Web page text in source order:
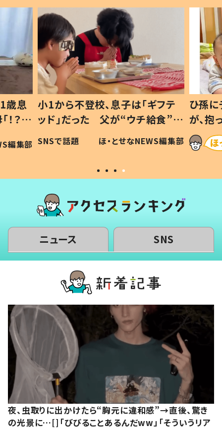
歳息
？」
編集部
小1から不登校、息子は「ギフテ
ッド」だった 父が“ウチ給食”を
作り続ける理由とは #令和の親
#令和の子
SNSで話題 ほ・とせなNEWS編集部
ひ孫
が、
「涙が
い」
ニュース SNS
夜、虫取りに出かけたら“胸元に違和感”→直後、驚き
の光景に…[]「びびることあるんだww」「そういうリア